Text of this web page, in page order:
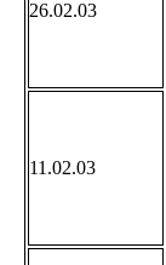
26.02.03
11.02.03